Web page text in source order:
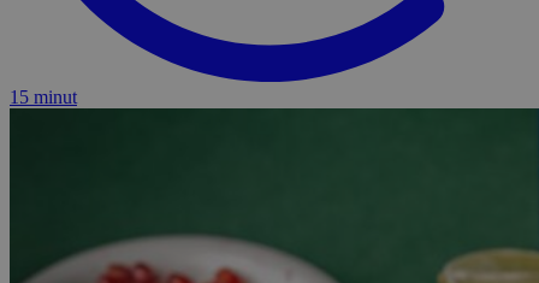
15 minut